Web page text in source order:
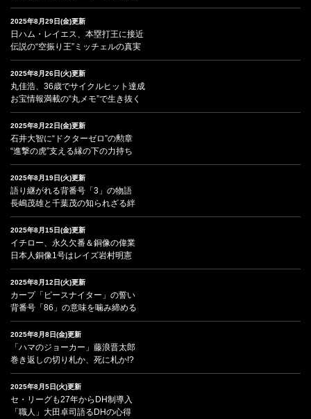
2025年8月29日(金)更新
日ハム・レイエス、本塁打王に接近
伝説の“空振り王”ミッチェルの真実
2025年8月26日(火)更新
丸佳浩、36歳でサイクルヒット達成
お宝情報満載の“丸メモ”で生き抜く
2025年8月22日(金)更新
石井大智に“ドクターゼロ”の勲章
“進撃の虎”支える縁の下の力持ち
2025年8月19日(火)更新
語り継がれる背番号「3」の物語
長嶋茂雄と千葉茂の知られざる絆
2025年8月15日(金)更新
イチロー、永久欠番＆銅像の偉業
日本人銅像1号はレイズ岩村明憲
2025年8月12日(火)更新
カープ「ピースナイター」の誓い
背番号「86」の意味を噛み締める
2025年8月8日(金)更新
「ハマのジョーカー」藤浪晋太郎
巻き返しの切り札か、死に札か!?
2025年8月5日(火)更新
セ・リーグも27年からDH制導入
「職人」大田卓司語るDHの心得